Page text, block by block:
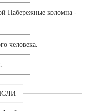
Набережные коломна -
человека.